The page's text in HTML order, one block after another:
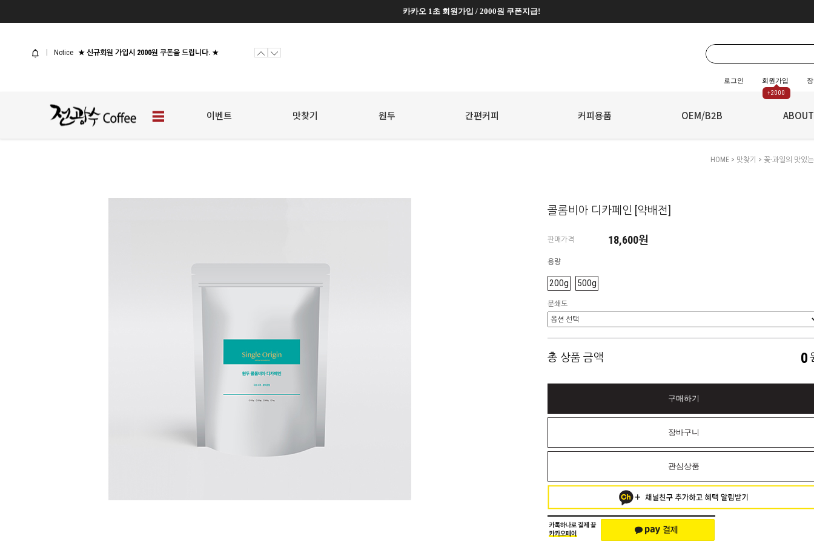
카카오 1초 회원가입 / 2000원 쿠폰지급!
Notice
★ 신규회원 가입시 2000원 쿠폰을 드립니다. ★
로그인 회원가입
+2000
이벤트 맛찾기 원두 간편커피 커피용품 OEM/B2B
HOME> 맛찾기 > 꽃·과일의 맛있
콜롬비아 디카페인 [약배전]
판매가격 18,600원
용량
200g 500g
분쇄도
총 상품 금액 0
구매하기
장바구니
관심상품